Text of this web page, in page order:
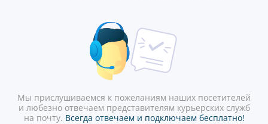
Мы прислушиваемся к пожеланиям наших посетителей
и любезно отвечаем представителям курьерских служб
на почту. Всегда отвечаем и подключаем бесплатно!